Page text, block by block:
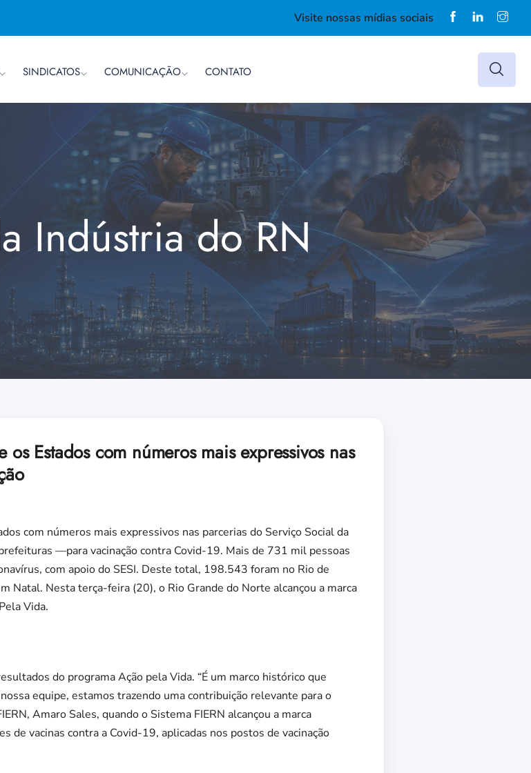
Visite nossas mídias sociais
SINDICATOS COMUNICAÇÃO CONTATO
Indústria do RN
Estados com números mais expressivos nas
com números mais expressivos nas parcerias do Serviço Social da
—para vacinação contra Covid-19. Mais de 731 mil pessoas
com apoio do SESI. Deste total, 198.543 foram no Rio de
Natal. Nesta terça-feira (20), o Rio Grande do Norte alcançou a marca
Vida.
do programa Ação pela Vida. “É um marco histórico que
equipe, estamos trazendo uma contribuição relevante para o
Amaro Sales, quando o Sistema FIERN alcançou a marca
de vacinas contra a Covid-19, aplicadas nos postos de vacinação